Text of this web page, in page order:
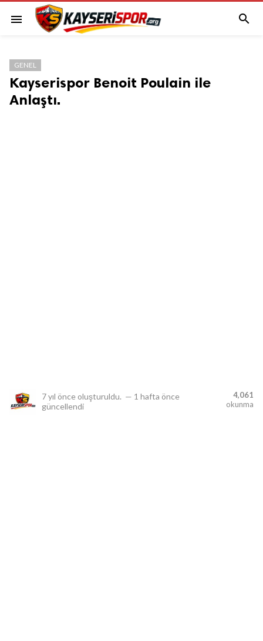
menu 
GENEL
Kayserispor Benoit Poulain ile
Anlaştı.
7 yıl önce oluşturuldu. — 1 hafta önce
güncellendi
4,061
okunma